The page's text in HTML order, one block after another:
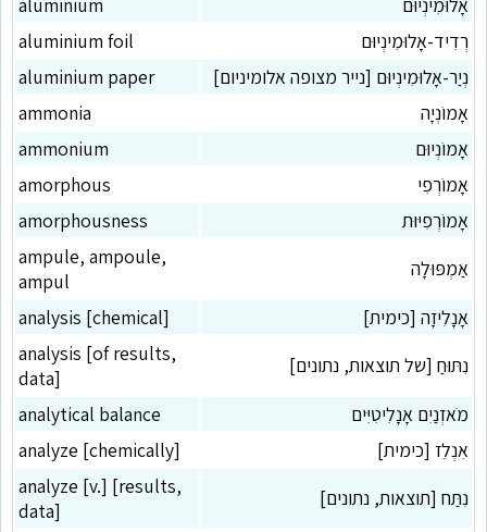
aluminium foil
רְדִיד-אָלוּמִינְיוּם
aluminium paper
נְיַר-אָלוּמִינְיוּם [נייר מצופה אלומיניום]
ammonia
אָמוֹנְיָה
ammonium
אָמוֹנְיוּם
amorphous
אָמוֹרְפִי
amorphousness
אָמוֹרְפִיּוּת
ampule, ampoule,
ampul
אַמְפּוּלָה
analysis [chemical]
אָנָלִיזָה [כימית]
analysis [of results,
data]
נִתּוּחַ [של תוצאות, נתונים]
analytical balance
מֹאזְנַיִם אָנָלִיטִיִּים
analyze [chemically]
אִנְלֵז [כימית]
analyze [v.] [results,
data]
נִתַּח [תוצאות, נתונים]